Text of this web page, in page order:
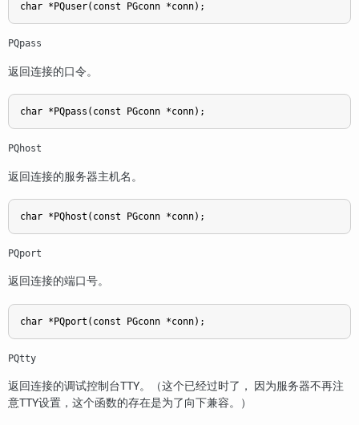
char *PQuser(const PGconn *conn);
PQpass
返回连接的口令。
char *PQpass(const PGconn *conn);
PQhost
返回连接的服务器主机名。
char *PQhost(const PGconn *conn);
PQport
返回连接的端口号。
char *PQport(const PGconn *conn);
PQtty
返回连接的调试控制台TTY。（这个已经过时了， 因为服务器不再注
意TTY设置，这个函数的存在是为了向下兼容。）